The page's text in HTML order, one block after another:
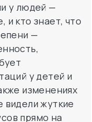
у людей —
и кто знает, что
—
у детей и
изменениях
видели жуткие
прямо на